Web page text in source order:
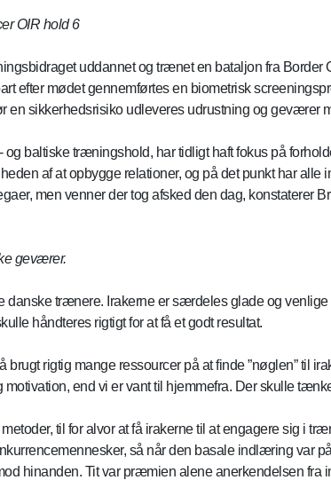
OIR hold 6
uddannet og trænet en bataljon fra
efter mødet gennemførtes en biometrisk
en sikkerhedsrisiko udleveres udrustning og
baltiske træningshold, har tidligt haft fokus på
af at opbygge relationer, og på det punkt har
men venner der tog afsked den dag, konstaterer
geværer.
trænere. Irakerne er særdeles glade og
håndteres rigtigt for at få et godt resultat.
brugt rigtig mange ressourcer på at finde ”nøglen” til
end vi er vant til hjemmefra. Der skulle
til for alvor at få irakerne til at engagere sig i
så når den basale indlæring var
hinanden. Tit var præmien alene anerkendelsen